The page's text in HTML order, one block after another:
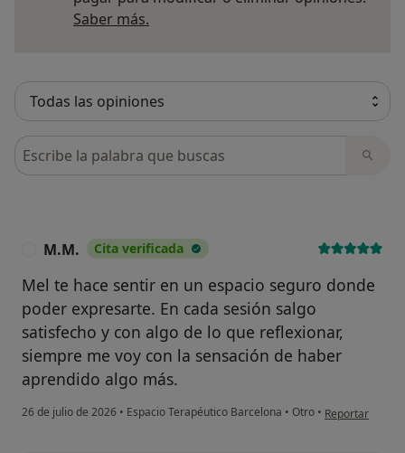
la autoexigencia, la toma de decisiones y la
- Personas en crisis vital
En momentos de pérdida, cambio o vacío interno,
sostener el malestar, comprender lo que ocurre y
reconstruir sentido a tu ritmo.
Trabajaremos en:
Gestionar dolor e incertidumbre
Elaborar duelos y cambios vitales
Reconstruir la identidad
Regular emociones y recuperar seguridad interna
Tomar decisiones más conscientes
Saber más.
Busca en opiniones
M.M. Cita verificada
Mel te hace sentir en un espacio seguro donde
poder expresarte. En cada sesión salgo
satisfecho y con algo de lo que reflexionar,
siempre me voy con la sensación de haber
aprendido algo más.
26 de julio de 2026 • Espacio Terapéutico Barcelona • Otro • en opinión del
Reportar